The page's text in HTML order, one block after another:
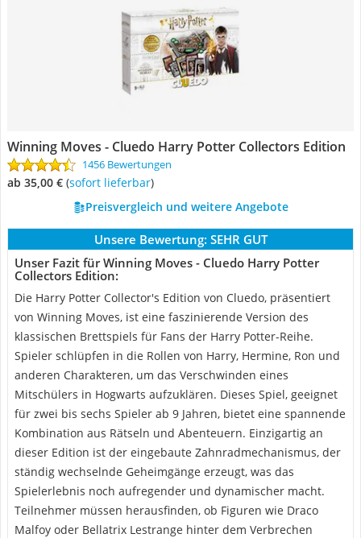
Winning Moves - Cluedo Harry Potter Collectors Edition
1456 Bewertungen
ab 35,00 € ( Sofort lieferbar)
Preisvergleich und weitere Angebote
Unsere Bewertung: SEHR GUT
Unser Fazit für Winning Moves - Cluedo Harry Potter
Collectors Edition:
Die Harry Potter Collector's Edition von Cluedo, präsentiert
von Winning Moves, ist eine faszinierende Version des
klassischen Brettspiels für Fans der Harry Potter-Reihe.
Spieler schlüpfen in die Rollen von Harry, Hermine, Ron und
anderen Charakteren, um das Verschwinden eines
Mitschülers in Hogwarts aufzuklären. Dieses Spiel, geeignet
für zwei bis sechs Spieler ab 9 Jahren, bietet eine spannende
Kombination aus Rätseln und Abenteuern. Einzigartig an
dieser Edition ist der eingebaute Zahnradmechanismus, der
ständig wechselnde Geheimgänge erzeugt, was das
Spielerlebnis noch aufregender und dynamischer macht.
Teilnehmer müssen herausfinden, ob Figuren wie Draco
Malfoy oder Bellatrix Lestrange hinter dem Verbrechen